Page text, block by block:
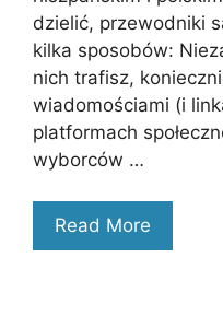
dzielić, przewodniki
kilka sposobów:
nich trafisz,
wiadomościami (i
platformach
wyborców …
Read More